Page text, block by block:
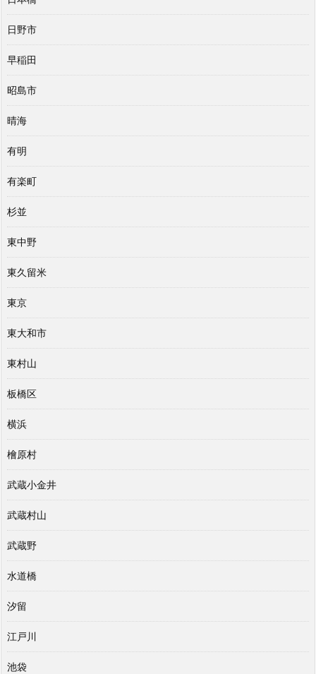
日野市
早稲田
昭島市
晴海
有明
有楽町
杉並
東中野
東久留米
東京
東大和市
東村山
板橋区
横浜
檜原村
武蔵小金井
武蔵村山
武蔵野
水道橋
汐留
江戸川
池袋